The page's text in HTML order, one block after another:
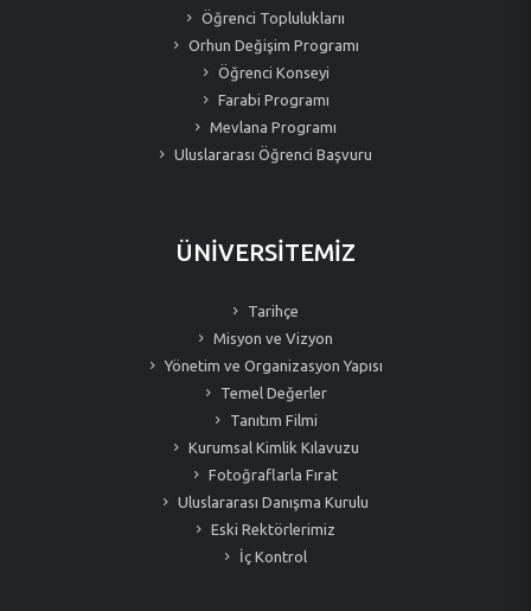
Öğrenci Topluluklarıı
Orhun Değişim Programı
Öğrenci Konseyi
Farabi Programı
Mevlana Programı
Uluslararası Öğrenci Başvuru
ÜNİVERSİTEMİZ
Tarihçe
Misyon ve Vizyon
Yönetim ve Organizasyon Yapısı
Temel Değerler
Tanıtım Filmi
Kurumsal Kimlik Kılavuzu
Fotoğraflarla Fırat
Uluslararası Danışma Kurulu
Eski Rektörlerimiz
İç Kontrol